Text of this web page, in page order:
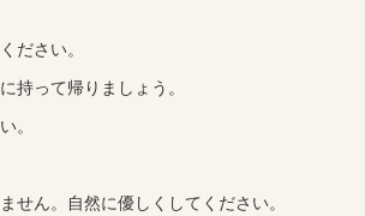
ださい。
持って帰りましょう。
。
せん。自然に優しくしてください。